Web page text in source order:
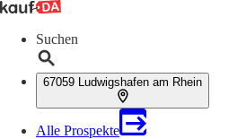
Suchen
67059 Ludwigshafen am Rhein
Alle Prospekte